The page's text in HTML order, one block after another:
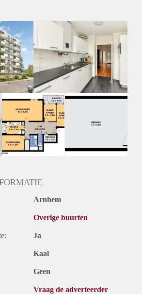
Arnhem
Overige buurten
Ja
Kaal
Geen
Vraag de adverteerder